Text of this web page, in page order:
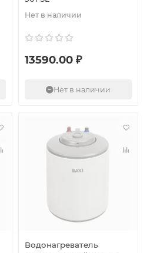
Нет в наличии
13590.00 ₽
Нет в наличии
Водонагреватель